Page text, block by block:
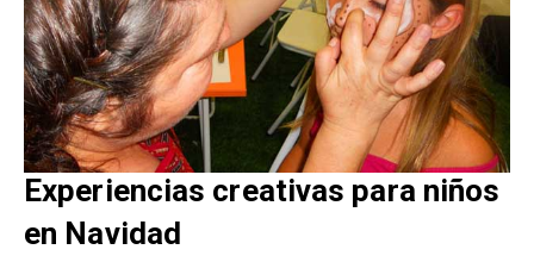
Experiencias creativas para niños
en Navidad